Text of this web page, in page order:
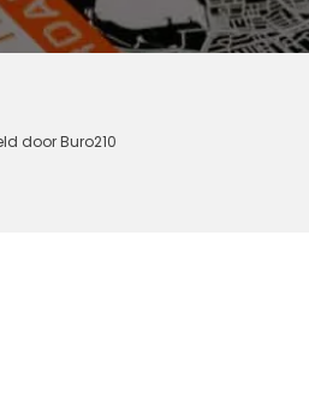
door Buro210